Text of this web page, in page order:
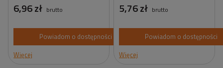
6,96 zł brutto
Powiadom o dostępności
Więcej
5,76 zł brutto
Powiadom o dostępności
Więcej